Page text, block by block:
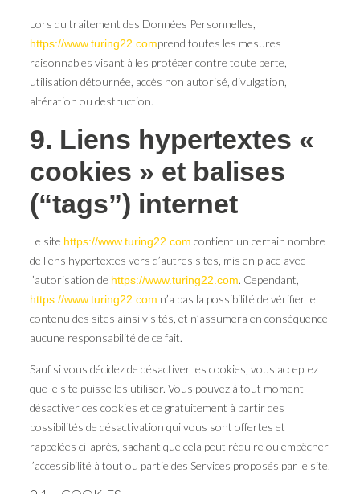
Lors du traitement des Données Personnelles,
https://www.turing22.comprend toutes les mesures
raisonnables visant à les protéger contre toute perte,
utilisation détournée, accès non autorisé, divulgation,
altération ou destruction.
9. Liens hypertextes «
cookies » et balises
(“tags”) internet
Le site https://www.turing22.com contient un certain nombre
de liens hypertextes vers d’autres sites, mis en place avec
l’autorisation de https://www.turing22.com. Cependant,
https://www.turing22.com n’a pas la possibilité de vérifier le
contenu des sites ainsi visités, et n’assumera en conséquence
aucune responsabilité de ce fait.
Sauf si vous décidez de désactiver les cookies, vous acceptez
que le site puisse les utiliser. Vous pouvez à tout moment
désactiver ces cookies et ce gratuitement à partir des
possibilités de désactivation qui vous sont offertes et
rappelées ci-après, sachant que cela peut réduire ou empêcher
l’accessibilité à tout ou partie des Services proposés par le site.